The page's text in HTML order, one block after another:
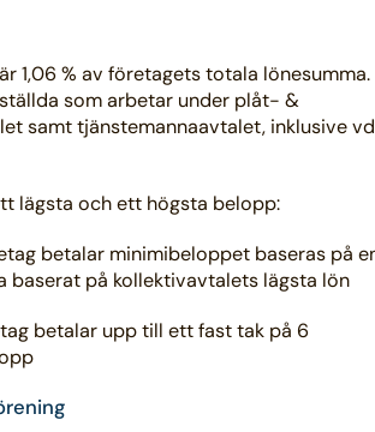
1,06 % av företagets totala lönesumma.
som arbetar under plåt- &
samt tjänstemannaavtalet, inklusive vd
lägsta och ett högsta belopp:
betalar minimibeloppet baseras på
baserat på kollektivavtalets lägsta lön
betalar upp till ett fast tak på 6